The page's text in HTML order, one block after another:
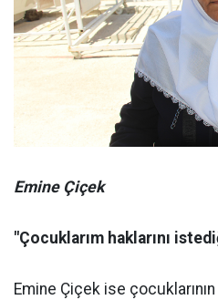
Emine Çiçek
"Çocuklarım haklarını
Emine Çiçek ise